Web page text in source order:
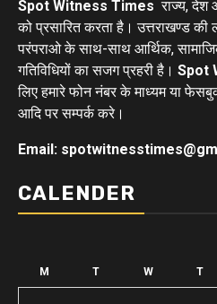
Spot Witness Times राज्य, देश
को प्रसारित करता है। उत्तराखण्ड की
परंपराओ के साथ-साथ आर्थिक,
गतिविधियों का सजग प्रहरी है। Spot
लिए हमारे फोन नंबर के माध्यम या
आदि पर सम्पर्क करे।
Email:
CALENDER
M T W T